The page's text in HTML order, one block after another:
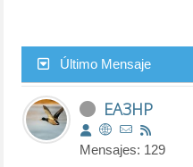
Último Mensaje
EA3HP
Mensajes: 129